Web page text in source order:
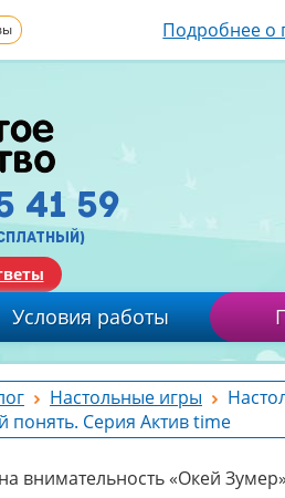
Подробнее о
41 59
Условия работы
Настольные игры
понять. Серия Актив time